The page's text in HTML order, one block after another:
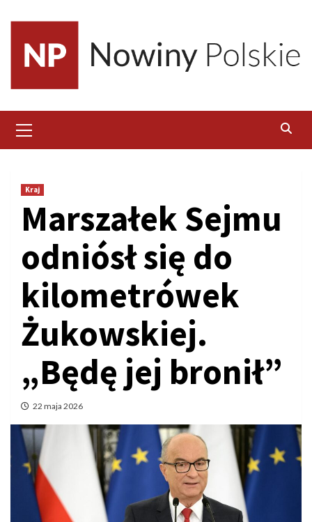
content
Menu
Kraj
Marszałek Sejmu
odniósł się do
kilometrówek
Żukowskiej.
„Będę jej bronił”
22 maja 2026